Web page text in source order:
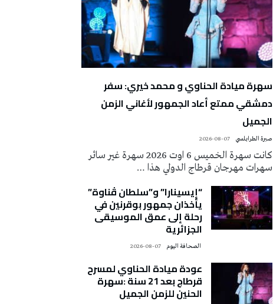
سهرة ميادة الحناوي و محمد خيري: سفر
دمشقي ممتع أعاد الجمهور لأغاني الزمن
الجميل
صبرة الطرابلسي 2026-08-07
كانت سهرة الخميس 6 اوت 2026 سهرة غير سائر
سهرات مهرجان قرطاج الدولي هذا …
“إيسينارا” و”سلطان ڤناوة”
يأخذان جمهور بوقرنين في
رحلة إلى عمق الموسيقى
الجزائرية
2026-08-07
عودة ميادة الحناوي لمسرح
قرطاج بعد 21 سنة :سهرة
الحنين للزمن الجميل